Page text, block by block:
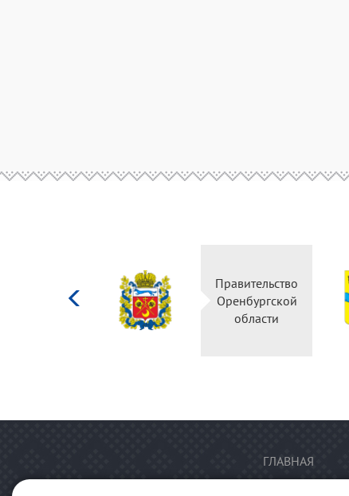
Правительство
Оренбургской
области
ГЛАВНАЯ